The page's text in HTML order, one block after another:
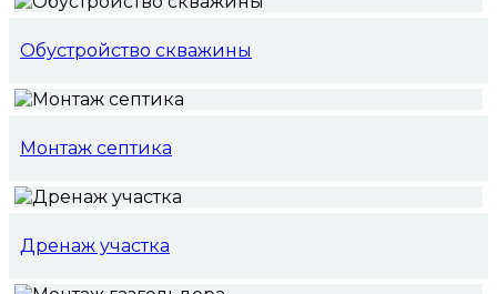
Обустройство скважины
Монтаж септика
Дренаж участка